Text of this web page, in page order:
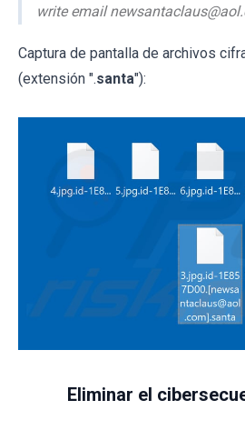
write email
Captura de pantalla de archivos
(extensión ".santa"):
Eliminar el